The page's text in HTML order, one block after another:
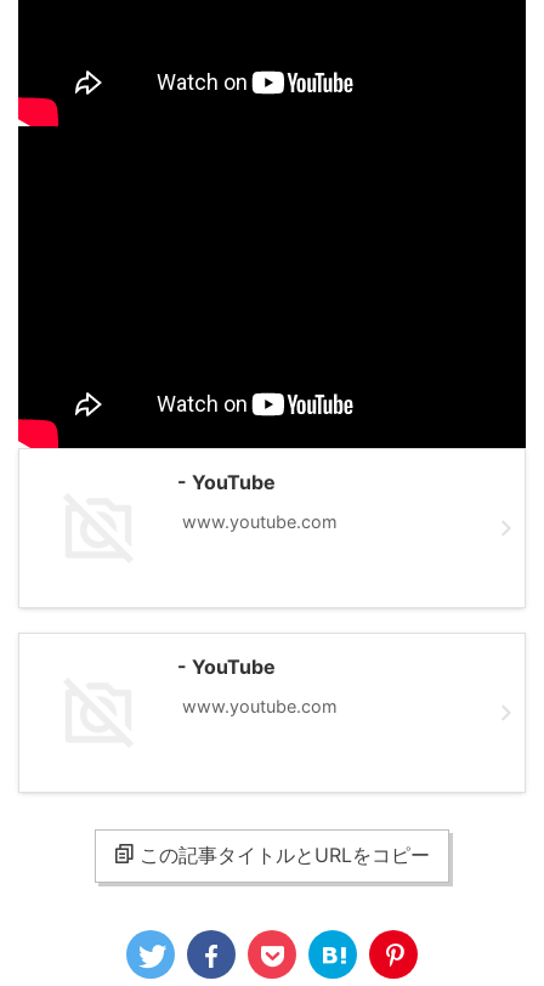
- YouTube
www.youtube.com
- YouTube
www.youtube.com
この記事タイトルとURLをコピー